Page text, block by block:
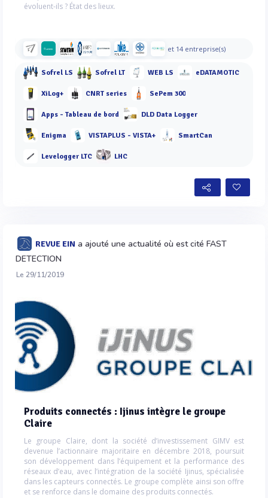
évoluent-ils ? État des lieux.
et 14 entreprise(s)
Sofrel LS Sofrel LT WEB LS eDATAMOTIC
XiLog+ CNRT series SePem 300
Apps - Tableau de bord DLD Data Logger
Enigma VISTAPLUS - VISTA+ SmartCan
Levelogger LTC LHC
REVUE EIN a ajouté une actualité où est cité FAST
DETECTION
Le 29/11/2019
Produits connectés : Ijinus intègre le groupe
Claire
Le groupe Claire, dont la société d’investissement GIMV est
devenue l’actionnaire majoritaire en décembre 2018, poursuit
son développement dans l’équipement et la performance des
réseaux d’eau, avec l’intégration de la société Ijinus, spécialisée
dans les capteurs connectés. Le groupe complète ainsi son offre
et se renforce dans le domaine des produits connectés.